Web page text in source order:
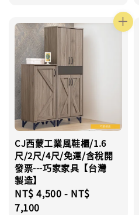
CJ西蒙工業風鞋櫃/1.6
尺/2尺/4尺/免運/含稅開
發票---巧家家具【台灣
製造】
Regular
price
NT$ 4,500 - NT$
7,100